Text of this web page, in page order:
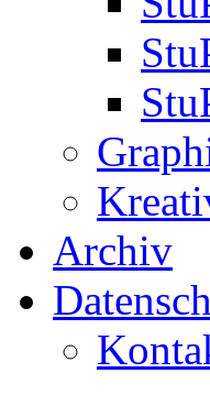
Archiv